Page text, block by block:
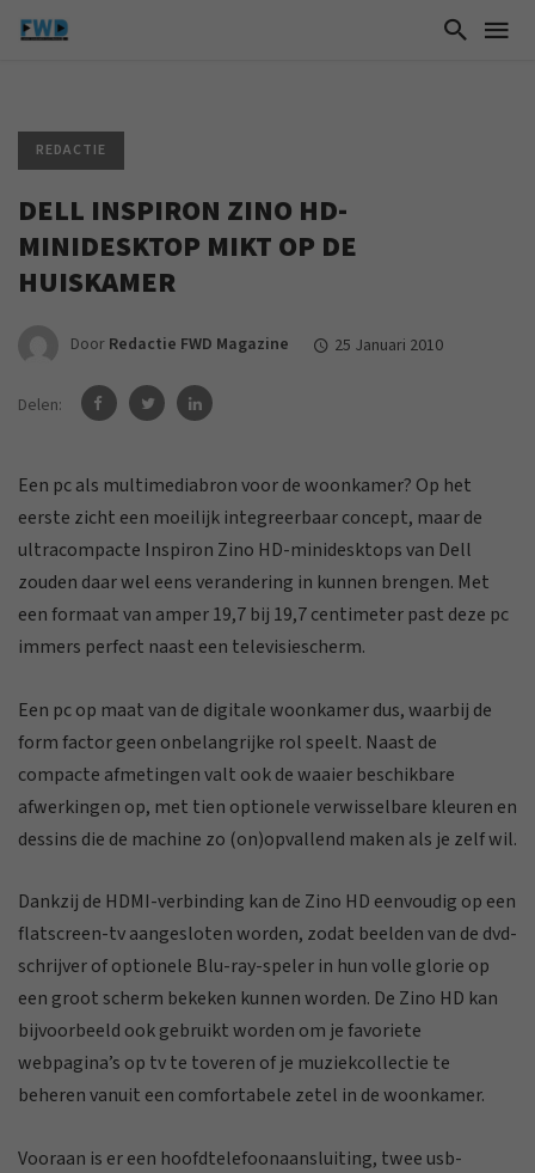
REDACTIE
DELL INSPIRON ZINO HD-
MINIDESKTOP MIKT OP DE
HUISKAMER
Door Redactie FWD Magazine 25 Januari 2010
Delen:
Een pc als multimediabron voor de woonkamer? Op het
eerste zicht een moeilijk integreerbaar concept, maar de
ultracompacte Inspiron Zino HD-minidesktops van Dell
zouden daar wel eens verandering in kunnen brengen. Met
een formaat van amper 19,7 bij 19,7 centimeter past deze pc
immers perfect naast een televisiescherm.
Een pc op maat van de digitale woonkamer dus, waarbij de
form factor geen onbelangrijke rol speelt. Naast de
compacte afmetingen valt ook de waaier beschikbare
afwerkingen op, met tien optionele verwisselbare kleuren en
dessins die de machine zo (on)opvallend maken als je zelf wil.
Dankzij de HDMI-verbinding kan de Zino HD eenvoudig op een
flatscreen-tv aangesloten worden, zodat beelden van de dvd-
schrijver of optionele Blu-ray-speler in hun volle glorie op
een groot scherm bekeken kunnen worden. De Zino HD kan
bijvoorbeeld ook gebruikt worden om je favoriete
webpagina’s op tv te toveren of je muziekcollectie te
beheren vanuit een comfortabele zetel in de woonkamer.
Vooraan is er een hoofdtelefoonaansluiting, twee usb-